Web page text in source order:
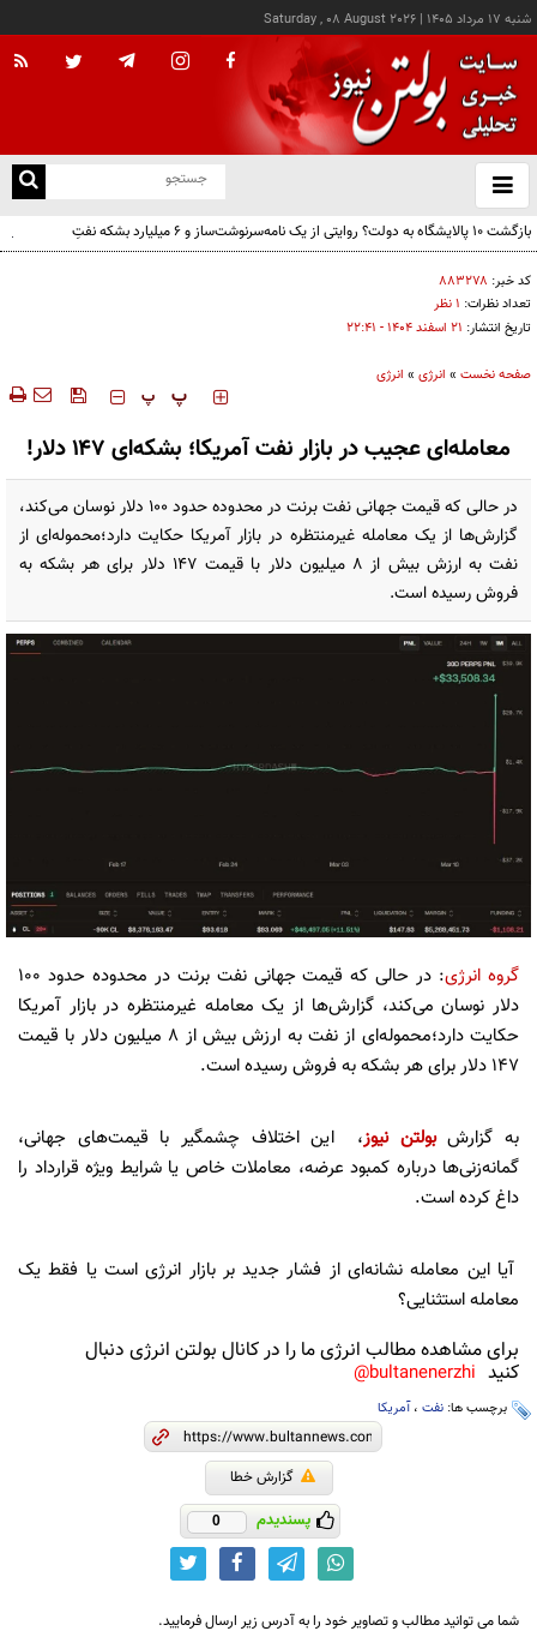
شنبه ۱۷ مرداد ۱۴۰۵ |
Saturday , 08 August 2026
باز
و
بازگشت ۱۰ پالایشگاه به دولت؟ روایتی از یک نامه‌سرنوشت‌ساز و ۶ میلیارد بشکه نفتِ
بدون‌حساب
کد خبر: ۸۸۳۲۷۸
تعداد نظرات: ۱ نظر
تاریخ انتشار: ۲۱ اسفند ۱۴۰۴ - ۲۲:۴۱
صفحه نخست » انرژی » انرژی
‍‍‍ پ پ
معامله‌ای عجیب در بازار نفت آمریکا؛ بشکه‌ای ۱۴۷ دلار!
در حالی که قیمت جهانی نفت برنت در محدوده حدود ۱۰۰ دلار نوسان می‌کند،
گزارش‌ها از یک معامله غیرمنتظره در بازار آمریکا حکایت دارد؛محموله‌ای از
نفت به ارزش بیش از ۸ میلیون دلار با قیمت ۱۴۷ دلار برای هر بشکه به
فروش رسیده است.
گروه انرژی
: در حالی که قیمت جهانی نفت برنت در محدوده حدود ۱۰۰
دلار نوسان می‌کند، گزارش‌ها از یک معامله غیرمنتظره در بازار آمریکا
حکایت دارد؛محموله‌ای از نفت به ارزش بیش از ۸ میلیون دلار با قیمت
۱۴۷ دلار برای هر بشکه به فروش رسیده است.
به گزارشبولتن نیوز، این اختلاف چشمگیر با قیمت‌های جهانی،
گمانه‌زنی‌ها درباره کمبود عرضه، معاملات خاص یا شرایط ویژه قرارداد را
داغ کرده است.
آیا این معامله نشانه‌ای از فشار جدید بر بازار انرژی است یا فقط یک
معامله استثنایی؟
برای مشاهده مطالب انرژی ما را در کانال بولتن انرژی دنبال
کنید bultanenerzhi@
برچسب ها: نفت ،آمریکا
گزارش خطا
پسندیدم 0
شما می توانید مطالب و تصاویر خود را به آدرس زیر ارسال فرمایید.